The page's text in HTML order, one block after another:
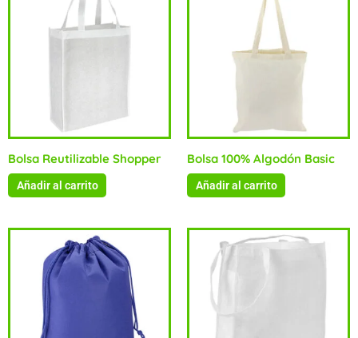
Bolsa Reutilizable Shopper
Añadir al carrito
Bolsa 100% Algodón Basic
Añadir al carrito